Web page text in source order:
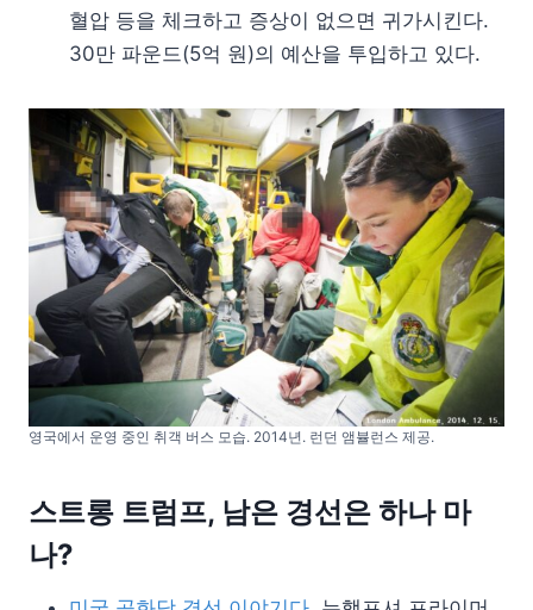
혈압 등을 체크하고 증상이 없으면 귀가시킨다.
30만 파운드(5억 원)의 예산을 투입하고 있다.
영국에서 운영 중인 취객 버스 모습. 2014년. 런던 앰뷸런스 제공.
스트롱 트럼프, 남은 경선은 하나 마
나?